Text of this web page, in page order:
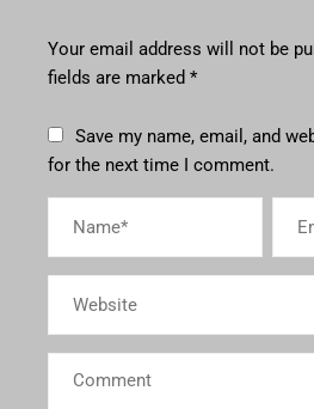
Your email address will not be
fields are marked *
Save my name, email, and
for the next time I comment.